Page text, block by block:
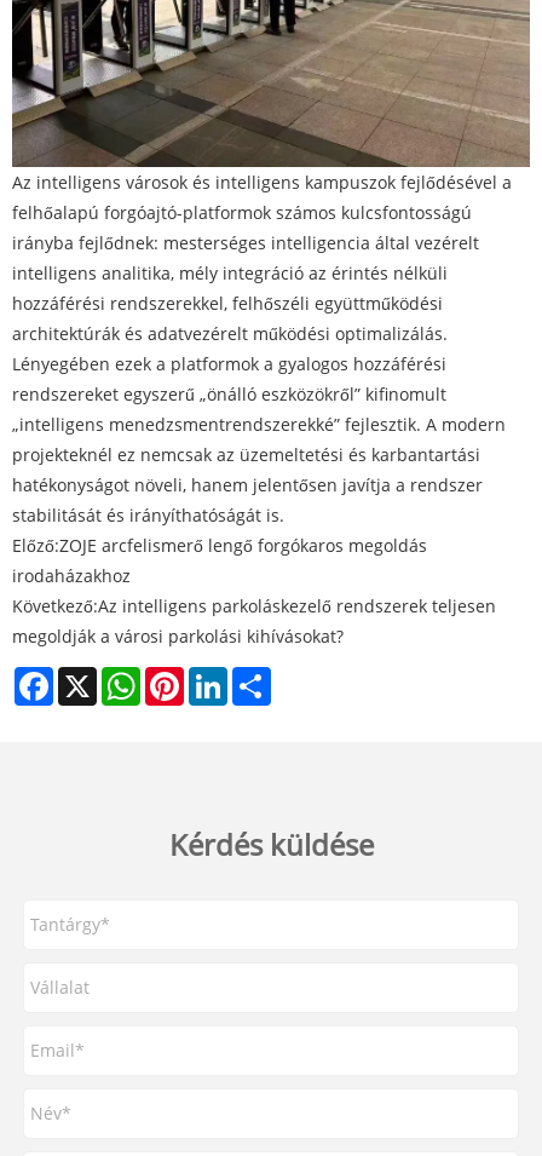
Az intelligens városok és intelligens kampuszok fejlődésével a
felhőalapú forgóajtó-platformok számos kulcsfontosságú
irányba fejlődnek: mesterséges intelligencia által vezérelt
intelligens analitika, mély integráció az érintés nélküli
hozzáférési rendszerekkel, felhőszéli együttműködési
architektúrák és adatvezérelt működési optimalizálás.
Lényegében ezek a platformok a gyalogos hozzáférési
rendszereket egyszerű „önálló eszközökről” kifinomult
„intelligens menedzsmentrendszerekké” fejlesztik. A modern
projekteknél ez nemcsak az üzemeltetési és karbantartási
hatékonyságot növeli, hanem jelentősen javítja a rendszer
stabilitását és irányíthatóságát is.
Előző:​ZOJE arcfelismerő lengő forgókaros megoldás
irodaházakhoz
Következő:Az intelligens parkoláskezelő rendszerek teljesen
megoldják a városi parkolási kihívásokat?
Facebook
X WhatsAppPinterestLinkedIn
Kérdés küldése